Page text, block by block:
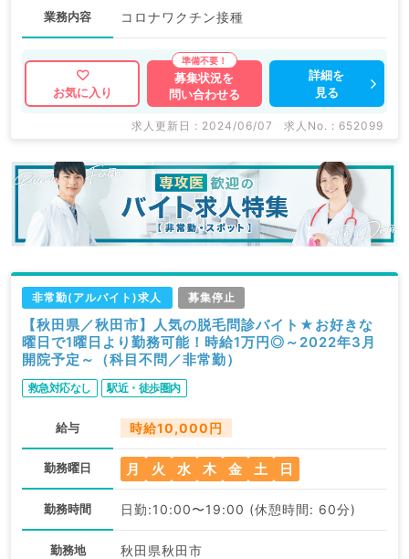
業務内容 コロナワクチン接種
お気に入り
募集状況を
問い合わせる
詳細を
見る
求人更新日 : 2024/06/07 求人No. : 652099
非常勤(アルバイト)求人 募集停止
【秋田県／秋田市】人気の脱毛問診バイト★お好きな
曜日で1曜日より勤務可能！時給1万円◎～2022年3月
開院予定～（科目不問／非常勤）
救急対応なし 駅近・徒歩圏内
給与 時給10,000円
勤務曜日 月 火 水 木 金 土 日
勤務時間 日勤:10:00〜19:00 (休憩時間: 60分)
勤務地 秋田県秋田市